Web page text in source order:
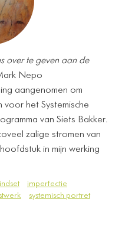
over te geven aan de
Nepo
aangenomen om
het Systemische
van Siets Bakker.
zalige stromen van
in mijn werking
imperfectie
systemisch portret